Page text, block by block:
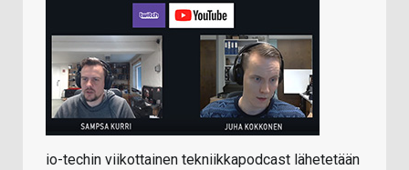
io-techin viikottainen tekniikkapodcast lähetetään